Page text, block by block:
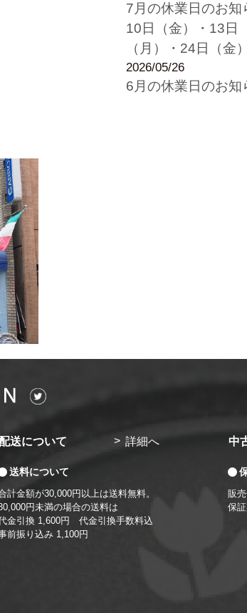
7月の休業日のお知
10日（金）・13日
（月）・24日（金
2026/05/26
6月の休業日のお知
送について 詳細へ 中
送料について
計金額が30,000円以上は送料無料。
円未満の場合の送料は
金引換 1,600円 代金引換手数料込
前振り込み 1,100円
販
保